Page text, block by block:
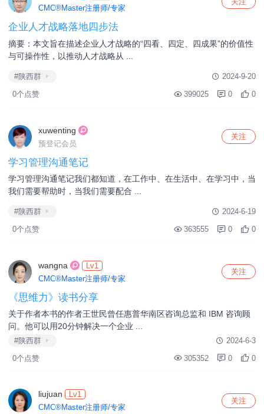
0个点赞
yinhuan
关注
临着诸多挑战与机遇。发展新业务 ...
#陕西群
2025-1-14
0个点赞
CMC®Master注册师/专家
关注
企业人才战略落地四步法
与可操作性，以推动人才战略从 ...
#陕西群
2024-9-20
0个点赞
xuwenting
关注
我们需要帮助时，当我们需要配合 ...